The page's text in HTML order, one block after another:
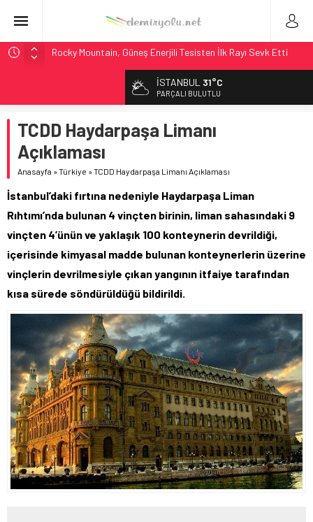
Rocky Mountain, Güneş Enerjili Tesisten İlk Rayı Sevk Etti
AAR, MIT ve Berkeley Dahil 4 Üniversiteyle Araştırma
Konsorsiyumu Başlattı
Long Beach Limanı’na 58 Milyon Dolarlık Yeşil Yatırım Ödülü
Chicago’da Metra Polisi BVLOS Drone’larla Müdahale
Süresini Kısalttı
İSTANBUL 31°C
PARÇALI BULUTLU
TCDD Haydarpaşa Limanı
Açıklaması
Anasayfa »Türkiye »TCDD Haydarpaşa Limanı Açıklaması
İstanbul’daki fırtına nedeniyle Haydarpaşa Liman
Rıhtımı’nda bulunan 4 vinçten birinin, liman sahasındaki 9
vinçten 4’ünün ve yaklaşık 100 konteynerin devrildiği,
içerisinde kimyasal madde bulunan konteynerlerin üzerine
vinçlerin devrilmesiyle çıkan yangının itfaiye tarafından
kısa sürede söndürüldüğü bildirildi.